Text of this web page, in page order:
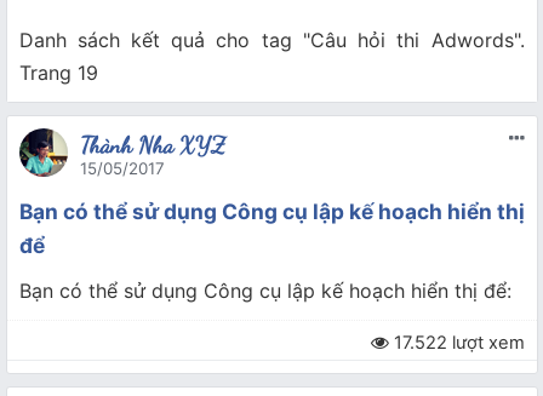
Danh sách kết quả cho tag "Câu hỏi thi Adwords".
Trang 19
Thành Nha XYZ
15/05/2017
Bạn có thể sử dụng Công cụ lập kế hoạch hiển thị
để
Bạn có thể sử dụng Công cụ lập kế hoạch hiển thị để:
17.522 lượt xem